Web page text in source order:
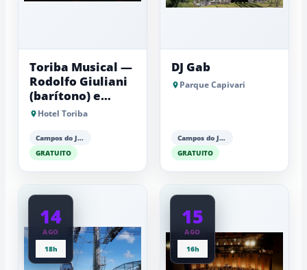
Toriba Musical —
Rodolfo Giuliani
(barítono) e
Antonio Luiz
Hotel Toriba
Campos do Jordão
GRATUITO
DJ Gab
Parque Capivari
Campos do Jordão
GRATUITO
14
AGO
18h
15
AGO
16h